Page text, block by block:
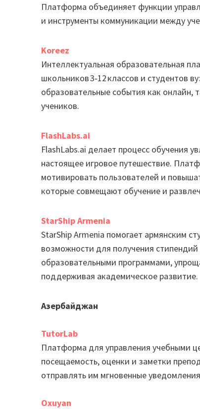
Платформа объединяет функции
и инструменты коммуникации между
Koreez
Интеллектуальная образовательная
школьников 3‑12 классов и студентов
образовательные события как
учеников.
FlashLabs.ai
FlashLabs.ai делает процесс обучения
настоящее игровое путешествие.
мотивировать пользователей и
которые совмещают обучение и
StarShipArmenia
StarShip Armenia помогает армянским
возможности для получения
образовательными программами,
поддерживая академическое развитие.
Азербайджан
TutorLab
Платформа для управления учебными
посещаемость, оценки и заметки
отправлять им мгновенные
Oxuyan